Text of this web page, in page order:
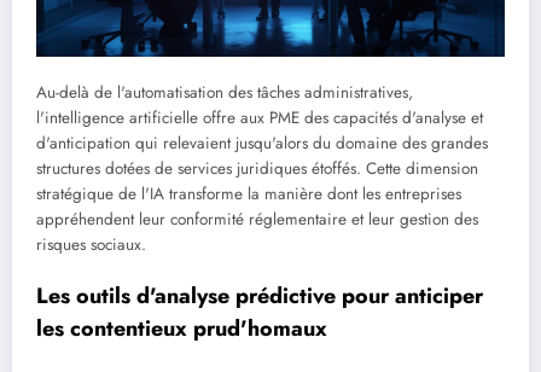
Au-delà de l'automatisation des tâches administratives,
l'intelligence artificielle offre aux PME des capacités d'analyse et
d'anticipation qui relevaient jusqu'alors du domaine des grandes
structures dotées de services juridiques étoffés. Cette dimension
stratégique de l'IA transforme la manière dont les entreprises
appréhendent leur conformité réglementaire et leur gestion des
risques sociaux.
Les outils d'analyse prédictive pour anticiper
les contentieux prud'homaux